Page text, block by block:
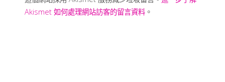
Akismet 如何處理網站訪客的留言資料。